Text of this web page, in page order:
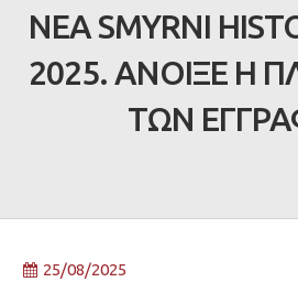
NEA SMYRNI
2025. ΑΝΟΙΞΕ Η
ΤΩΝ
25/08/2025